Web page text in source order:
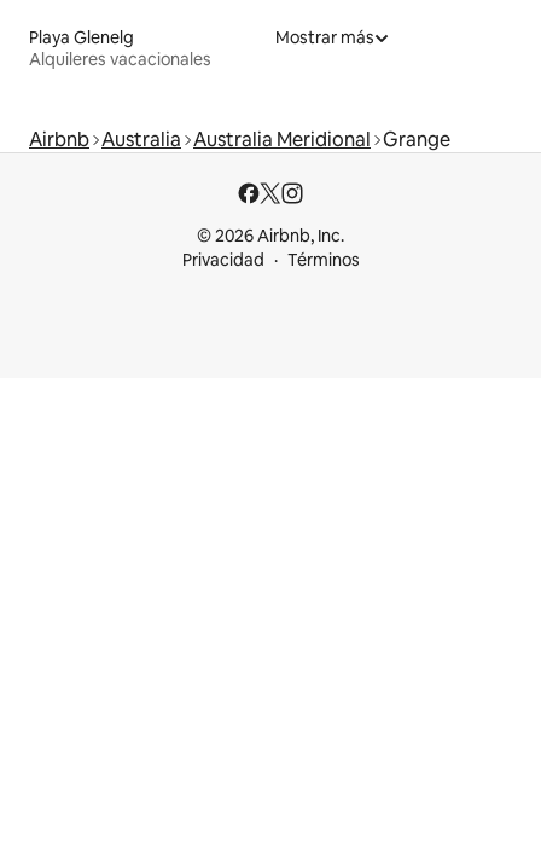
Playa Glenelg
Alquileres vacacionales
Mostrar más
Airbnb Australia Australia Meridional Grange
© 2026 Airbnb, Inc.
Privacidad
Términos